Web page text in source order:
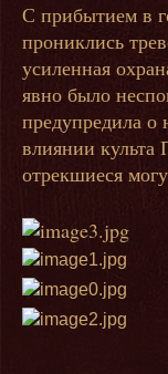
С прибытием в
прониклись
усиленная
явно было
предупредила о
влиянии
отрекшиеся